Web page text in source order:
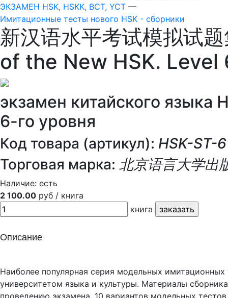
ЭКЗАМЕН HSK, HSKK, BCT, YCT —
Имитационные тесты нового HSK - сборники
新汉语水平考试模拟试
of the New HSK. Level
экзамен китайского языка
6-го уровня
Код товара (артикул): HSK-ST-6
Торговая марка: 北京语言大学出
Наличие: есть
2 100.00 руб / книга
книга
Описание
Наиболее популярная серия модельных
университетом языка и культуры. Материалы
проведению экзамена, 10 вариантов модельных